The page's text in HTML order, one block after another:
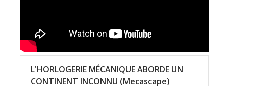
L'HORLOGERIE MÉCANIQUE ABORDE UN
CONTINENT INCONNU (Mecascape)